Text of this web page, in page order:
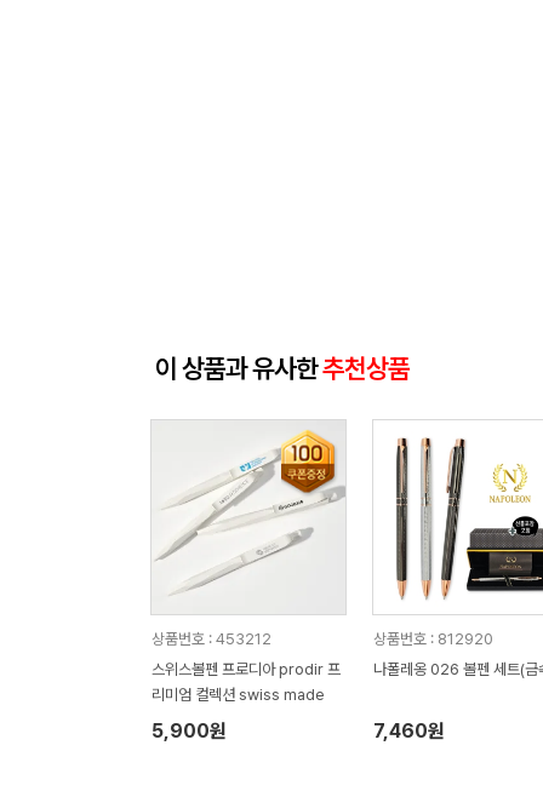
이 상품과 유사한추천상품
상품번호 : 453212
스위스볼펜 프로디아 prodir 프
리미엄 컬렉션 swiss made
5,900원
상품번호 : 812920
나폴레옹 026 볼펜 세트(금
7,460원